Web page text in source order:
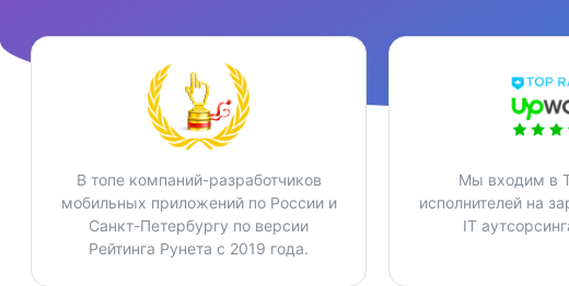
В топе компаний-разработчиков
мобильных приложений по России и
Санкт-Петербургу по версии
Рейтинга Рунета с 2019 года.
Мы входим в
исполнителей на
IT